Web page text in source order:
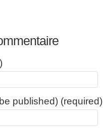
published) (required)